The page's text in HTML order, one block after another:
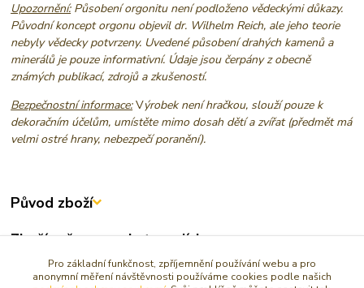
Upozornění:Působení orgonitu není podloženo vědeckými důkazy.
Původní koncept orgonu objevil dr. Wilhelm Reich, ale jeho teorie
nebyly vědecky potvrzeny. Uvedené působení drahých kamenů a
minerálů je pouze informativní. Údaje jsou čerpány z obecně
známých publikací, zdrojů a zkušeností.
Bezpečnostní informace:Výrobek není hračkou, slouží pouze k
dekoračním účelům, umístěte mimo dosah dětí a zvířat (předmět má
velmi ostré hrany, nebezpečí poranění).
Původ zboží
Zboží zařazeno v kategoriích
OCHRANA, OČISTA
Pro základní funkčnost, zpříjemnění používání webu a pro
anonymní měření návštěvnosti používáme cookies podle našich